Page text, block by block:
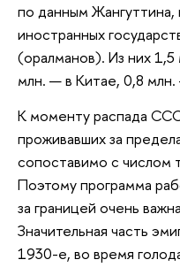
по данным Жангуттина,
иностранных
(оралманов). Из них 1,5
млн. — в Китае, 0,8
К моменту распада
проживавших за
сопоставимо с числом
Поэтому программа
за границей очень
Значительная часть
1930-е, во время